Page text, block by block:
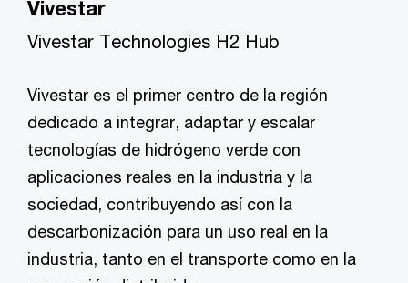
Vivestar
Vivestar Technologies H2 Hub
Vivestar es el primer centro de la región
dedicado a integrar, adaptar y escalar
tecnologías de hidrógeno verde con
aplicaciones reales en la industria y la
sociedad, contribuyendo así con la
descarbonización para un uso real en la
industria, tanto en el transporte como en la